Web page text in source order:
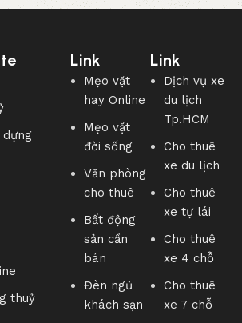
Thuỷ có thể giúp chúng ta xua tan đi
may, mang đến những điều tốt
chúng ta thường mong muốn.
mong cha mẹ mạnh khỏe, sống lâu,
thuỷ
Link
Mẹo vặt
hay Online
Mẹo vặt
đời sống
Văn phòng
cho thuê
Bất động
sản cần
bán
Đèn ngủ
khách sạn
Link
Dịch vụ xe
du lịch
Tp.HCM
Cho thuê
xe du lịch
Cho thuê
xe tự lái
Cho thuê
xe 4 chỗ
Cho thuê
xe 7 chỗ